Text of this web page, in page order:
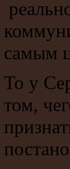
самым
То у
том,